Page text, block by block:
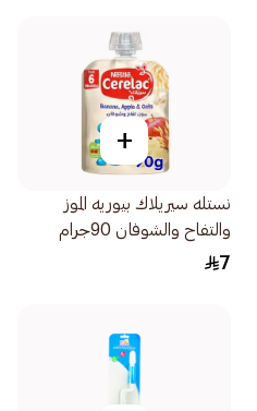
+
نستله سيريلاك بيوريه الموز
والتفاح والشوفان 90جرام
7